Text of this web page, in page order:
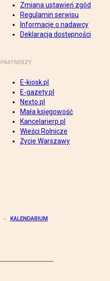
Zmiana ustawień zgód
Regulamin serwisu
Informacje o nadawcy
Deklaracja dostępności
PARTNERZY
E-kiosk.pl
E-gazety.pl
Nexto.pl
Mała księgowość
Kancelarierp.pl
Wieści Rolnicze
Życie Warszawy
KALENDARIUM